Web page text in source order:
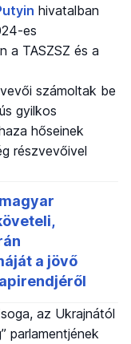
hivatalban
es
a TASZSZ és a
számoltak be
gyilkos
hőseinek
részvevőivel
az Ukrajnától
parlamentjének